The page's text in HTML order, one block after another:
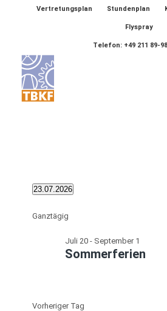
Vertretungsplan Stundenplan
Flyspray
Telefon: +49 211 89-
für
23.07.2026
wählen.
Ganztägig
Sommerferien
Juli 20 - September 1
Vorheriger Tag